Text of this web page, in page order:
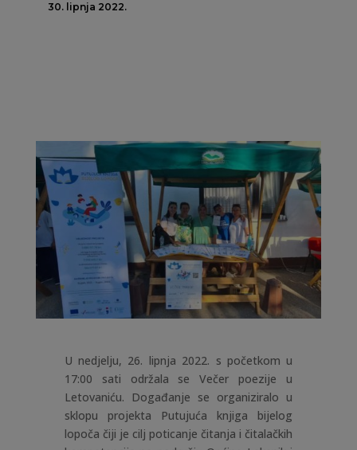
30. lipnja 2022.
U nedjelju, 26. lipnja 2022. s početkom u
17:00 sati održala se Večer poezije u
Letovaniću. Događanje se organiziralo u
sklopu projekta Putujuća knjiga bijelog
lopoča čiji je cilj poticanje čitanja i čitalačkih